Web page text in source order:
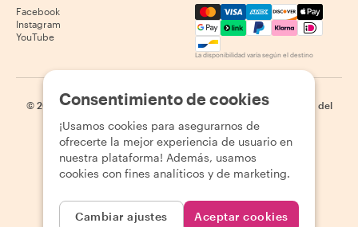
Facebook
Instagram
YouTube
Mastercard, Visa, Amex,
La disponibilidad varía según el destino
© 2026 Withlocals.com | Política de privacidad | Cookies
Mapa del
Consentimiento de cookies
¡Usamos cookies para asegurarnos de
ofrecerte la mejor experiencia de usuario en
nuestra plataforma! Además, usamos
cookies con fines analíticos y de marketing.
Cambiar ajustes Aceptar cookies